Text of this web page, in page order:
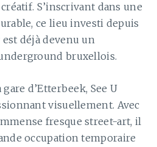
S’inscrivant dans une
ce lieu investi depuis
déjà devenu un
bruxellois.
d’Etterbeek, See U
visuellement. Avec
fresque street-art, il
occupation temporaire